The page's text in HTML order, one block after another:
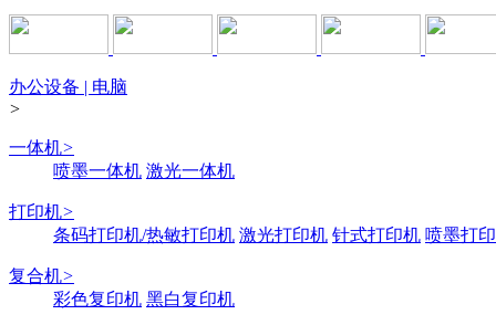
办公设备 | 电脑
>
一体机>
喷墨一体机 激光一体机
打印机>
条码打印机/热敏打印机 激光打印机 针式打印机 喷墨打
复合机>
彩色复印机 黑白复印机